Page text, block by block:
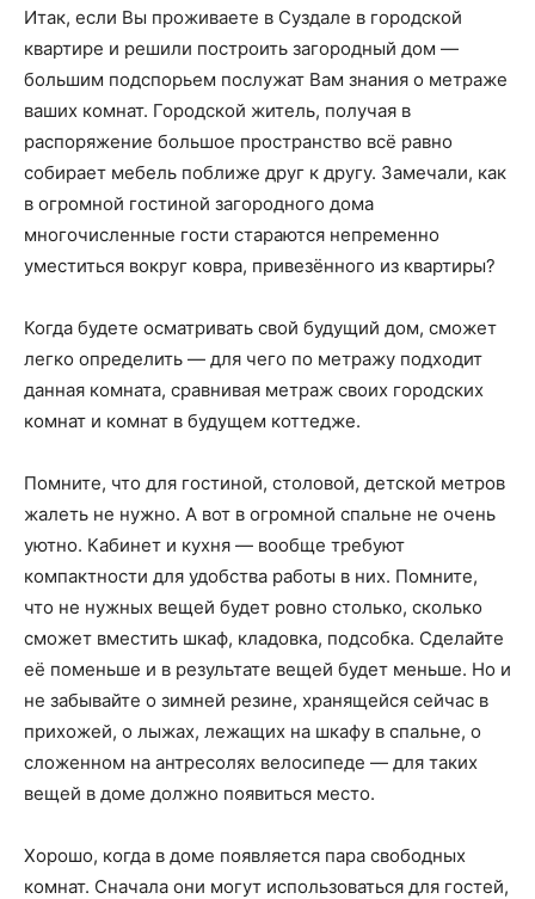
Итак, если Вы проживаете в Суздале в городской
квартире и решили построить загородный дом —
большим подспорьем послужат Вам знания о метраже
ваших комнат. Городской житель, получая в
распоряжение большое пространство всё равно
собирает мебель поближе друг к другу. Замечали, как
в огромной гостиной загородного дома
многочисленные гости стараются непременно
уместиться вокруг ковра, привезённого из квартиры?
Когда будете осматривать свой будущий дом, сможет
легко определить — для чего по метражу подходит
данная комната, сравнивая метраж своих городских
комнат и комнат в будущем коттедже.
Помните, что для гостиной, столовой, детской метров
жалеть не нужно. А вот в огромной спальне не очень
уютно. Кабинет и кухня — вообще требуют
компактности для удобства работы в них. Помните,
что не нужных вещей будет ровно столько, сколько
сможет вместить шкаф, кладовка, подсобка. Сделайте
её поменьше и в результате вещей будет меньше. Но и
не забывайте о зимней резине, хранящейся сейчас в
прихожей, о лыжах, лежащих на шкафу в спальне, о
сложенном на антресолях велосипеде — для таких
вещей в доме должно появиться место.
Хорошо, когда в доме появляется пара свободных
комнат. Сначала они могут использоваться для гостей,